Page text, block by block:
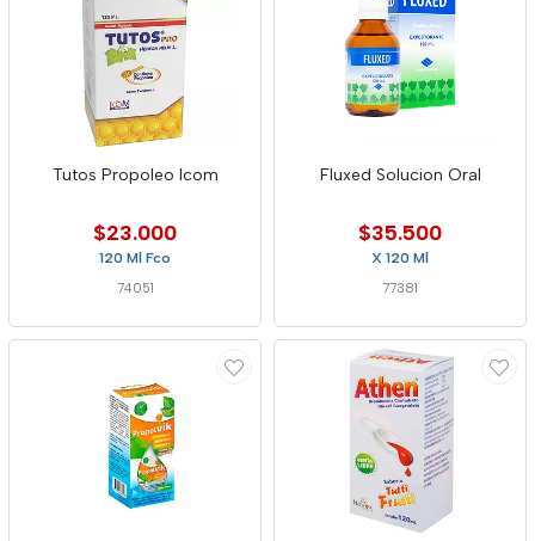
Tutos Propoleo Icom
$23.000
120 Ml Fco
74051
Fluxed Solucion Oral
$35.500
X 120 Ml
77381